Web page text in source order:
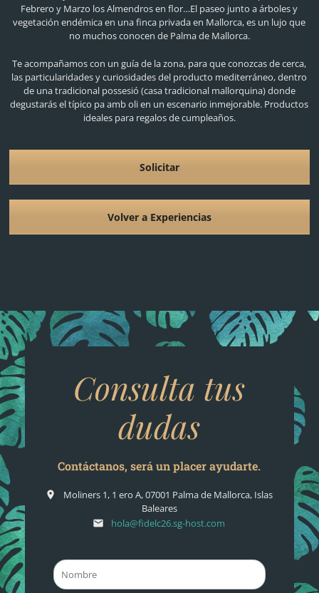
Febrero y Marzo los Almendros en flor…El paseo junto a árboles y
vegetación endémica en una finca privada en Mallorca, es un lujo que
no muchos conocen de Palma de Mallorca.
Te acompañamos con un guía de la zona, para que conozcas de cerca,
las particularidades y curiosidades del producto mediterráneo, dentro
de una tradicional possesió (casa tradicional mallorquina) donde
degustarás el típico pa amb oli en un escenario inmejorable. Productos
ideales para regalos de cumpleaños.
Solicitar
Volver a Experiencias
Consulta tus
dudas
Contáctanos, será un placer ayudarte.
place
Moliners 1, 1 ero A, 07001 Palma de Mallorca, Islas
Baleares
email hola@fidelc26.sg-host.com